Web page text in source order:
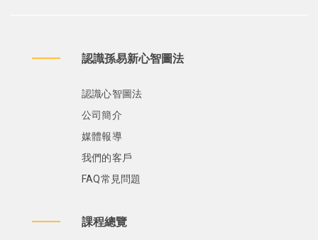
認識孫易新心智圖法
認識心智圖法
公司簡介
媒體報導
我們的客戶
FAQ常見問題
課程總覽